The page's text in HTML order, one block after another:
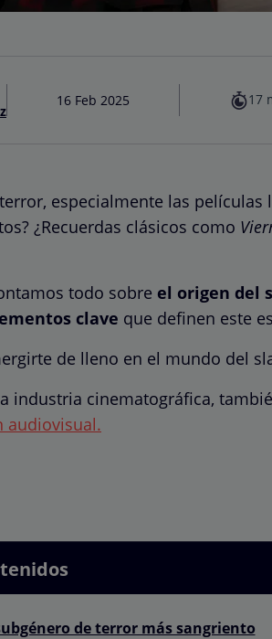
16 Feb 2025 17
especialmente las películas
¿Recuerdas clásicos como
todo sobre el origen del
clave que definen este
de lleno en el mundo del
industria cinematográfica,
audiovisual.
de terror más sangriento